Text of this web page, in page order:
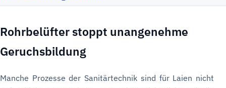
Rohrbelüfter stoppt unangenehme
Geruchsbildung
Manche Prozesse der Sanitärtechnik sind für Laien nicht